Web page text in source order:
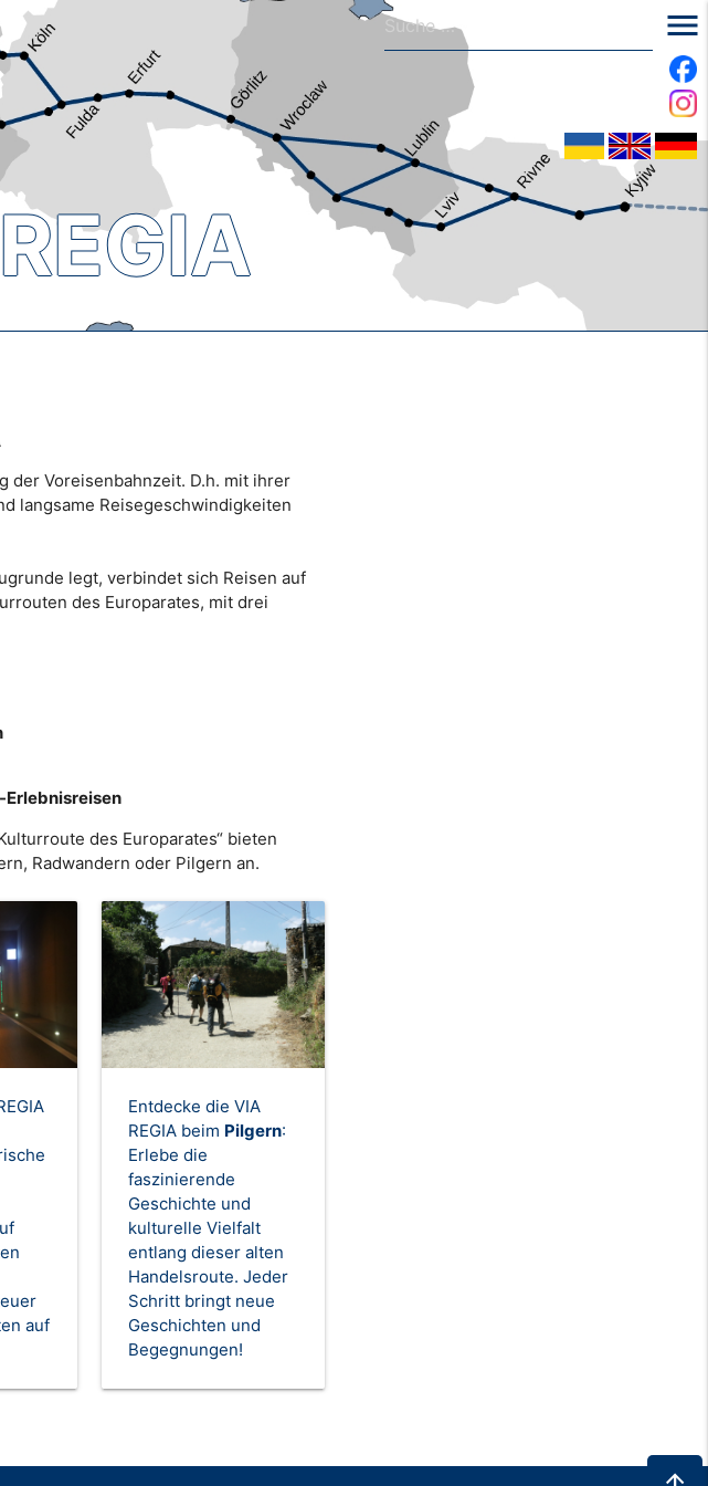
menu
der Voreisenbahnzeit. D.h. mit ihrer
langsame Reisegeschwindigkeiten
legt, verbindet sich Reisen auf
des Europarates, mit drei
Erlebnisreisen
des Europarates“ bieten
Radwandern oder Pilgern an.
auf
Entdecke die VIA
REGIA beim Pilgern:
Erlebe die
faszinierende
Geschichte und
kulturelle Vielfalt
entlang dieser alten
Handelsroute. Jeder
Schritt bringt neue
Geschichten und
Begegnungen!